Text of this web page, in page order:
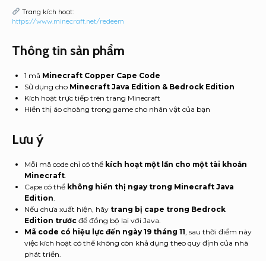
Trang kích hoạt:
https://www.minecraft.net/redeem
Thông tin sản phẩm
1 mã Minecraft Copper Cape Code
Sử dụng cho Minecraft Java Edition & Bedrock Edition
Kích hoạt trực tiếp trên trang Minecraft
Hiển thị áo choàng trong game cho nhân vật của bạn
Lưu ý
Mỗi mã code chỉ có thể kích hoạt một lần cho một tài khoản
Minecraft
Cape có thể không hiển thị ngay trong Minecraft Java
Edition
Nếu chưa xuất hiện, hãy trang bị cape trong Bedrock
Edition trước để đồng bộ lại với Java.
Mã code có hiệu lực đến ngày 19 tháng 11 , sau thời điểm này
việc kích hoạt có thể không còn khả dụng theo quy định của nhà
phát triển.